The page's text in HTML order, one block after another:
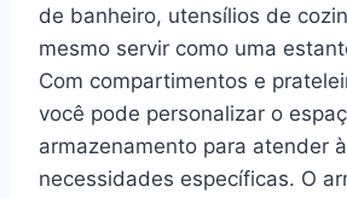
de banheiro, utensílios de
mesmo servir como uma
Com compartimentos e
você pode personalizar o
armazenamento para atender
necessidades específicas. O